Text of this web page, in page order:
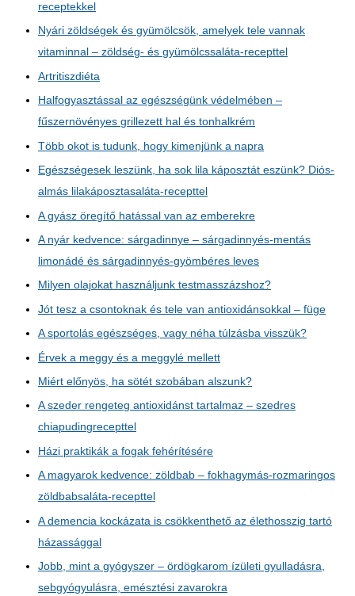
receptekkel
Nyári zöldségek és gyümölcsök, amelyek tele vannak
vitaminnal – zöldség- és gyümölcssaláta-recepttel
Artritiszdiéta
Halfogyasztással az egészségünk védelmében –
fűszernövényes grillezett hal és tonhalkrém
Több okot is tudunk, hogy kimenjünk a napra
Egészségesek leszünk, ha sok lila káposztát eszünk? Diós-
almás lilakáposztasaláta-recepttel
A gyász öregítő hatással van az emberekre
A nyár kedvence: sárgadinnye – sárgadinnyés-mentás
limonádé és sárgadinnyés-gyömbéres leves
Milyen olajokat használjunk testmasszázshoz?
Jót tesz a csontoknak és tele van antioxidánsokkal – füge
A sportolás egészséges, vagy néha túlzásba visszük?
Érvek a meggy és a meggylé mellett
Miért előnyös, ha sötét szobában alszunk?
A szeder rengeteg antioxidánst tartalmaz – szedres
chiapudingrecepttel
Házi praktikák a fogak fehérítésére
A magyarok kedvence: zöldbab – fokhagymás-rozmaringos
zöldbabsaláta-recepttel
A demencia kockázata is csökkenthető az élethosszig tartó
házassággal
Jobb, mint a gyógyszer – ördögkarom ízületi gyulladásra,
sebgyógyulásra, emésztési zavarokra